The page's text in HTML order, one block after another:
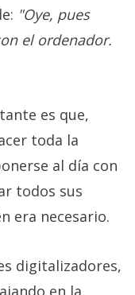
"Oye, pues
el ordenador.
es que,
toda la
al día con
todos sus
era necesario.
digitalizadores,